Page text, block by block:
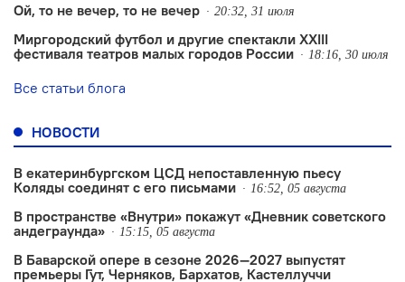
Ой, то не вечер, то не вечер 20:32, 31 июля
Миргородский футбол и другие спектакли XXIII
фестиваля театров малых городов России
18:16, 30 июля
Все статьи блога
НОВОСТИ
В екатеринбургском ЦСД непоставленную пьесу
Коляды соединят с его письмами
16:52, 05 августа
В пространстве «Внутри» покажут «Дневник советского
андеграунда»
15:15, 05 августа
В Баварской опере в сезоне 2026—2027 выпустят
премьеры Гут, Черняков, Бархатов, Кастеллуччи